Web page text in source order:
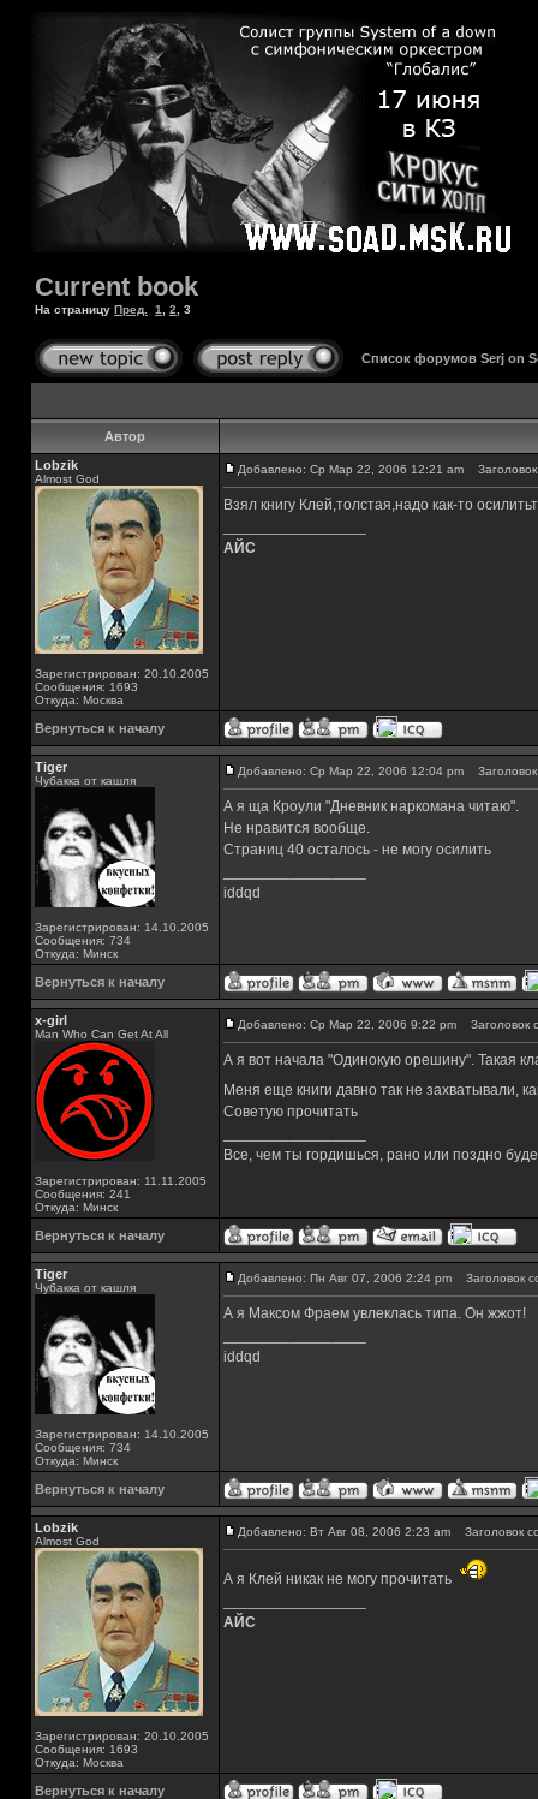
Current book
На страницу Пред. 1 2 3
Список форумов Serj on
Автор
Lobzik
Almost God
Зарегистрирован: 20.10.2005
Сообщения: 1693
Откуда: Москва
Добавлено: Ср Мар 22, 2006 12:21 am
Взял книгу Клей,толстая,надо как-то
АЙС
Вернуться к началу
Tiger
Чубакка от кашля
Зарегистрирован: 14.10.2005
Сообщения: 734
Откуда: Минск
Добавлено: Ср Мар 22, 2006 12:04 pm
А я ща Кроули "Дневник наркомана читаю".
Не нравится вообще.
Страниц 40 осталось - не могу осилить
iddqd
Вернуться к началу
x-girl
Man Who Can Get At All
Зарегистрирован: 11.11.2005
Сообщения: 241
Откуда: Минск
Добавлено: Ср Мар 22, 2006 9:22 pm Заголовок
А я вот начала "Одинокую орешину". Такая
Меня еще книги давно так не захватывали,
Советую прочитать
Все, чем ты гордишься, рано или поздно
Вернуться к началу
Tiger
Чубакка от кашля
Зарегистрирован: 14.10.2005
Сообщения: 734
Откуда: Минск
Добавлено: Пн Авг 07, 2006 2:24 pm Заголовок
А я Максом Фраем увлеклась типа. Он жжот!
iddqd
Вернуться к началу
Lobzik
Almost God
Зарегистрирован: 20.10.2005
Сообщения: 1693
Откуда: Москва
Добавлено: Вт Авг 08, 2006 2:23 am Заголовок
А я Клей никак не могу прочитать
АЙС
Вернуться к началу